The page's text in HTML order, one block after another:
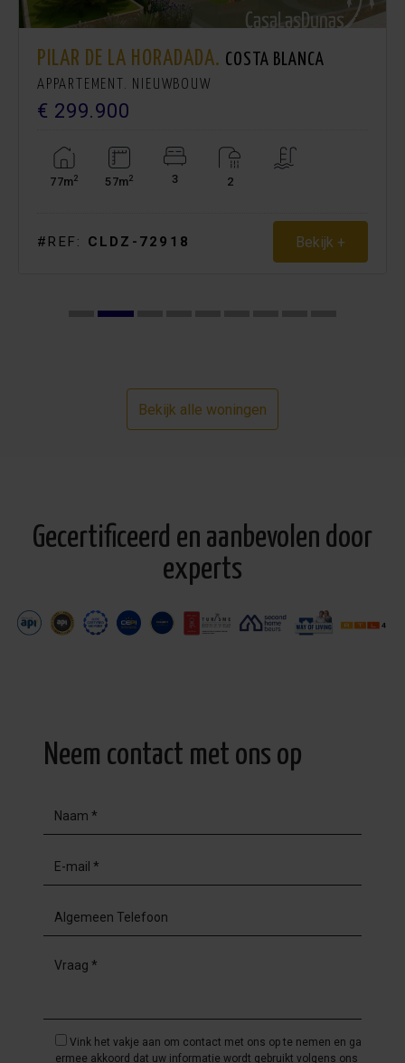
PILAR DE LA HORADADA. COSTA BLANCA
APPARTEMENT. NIEUWBOUW
€ 299.900
77m2 57m2 3 2
#REF: CLDZ-72918 Bekijk +
Bekijk alle woningen
Gecertificeerd en aanbevolen door
experts
Neem contact met ons op
Vink het vakje aan om contact met ons op te nemen en ga
ermee akkoord dat uw informatie wordt gebruikt volgens ons